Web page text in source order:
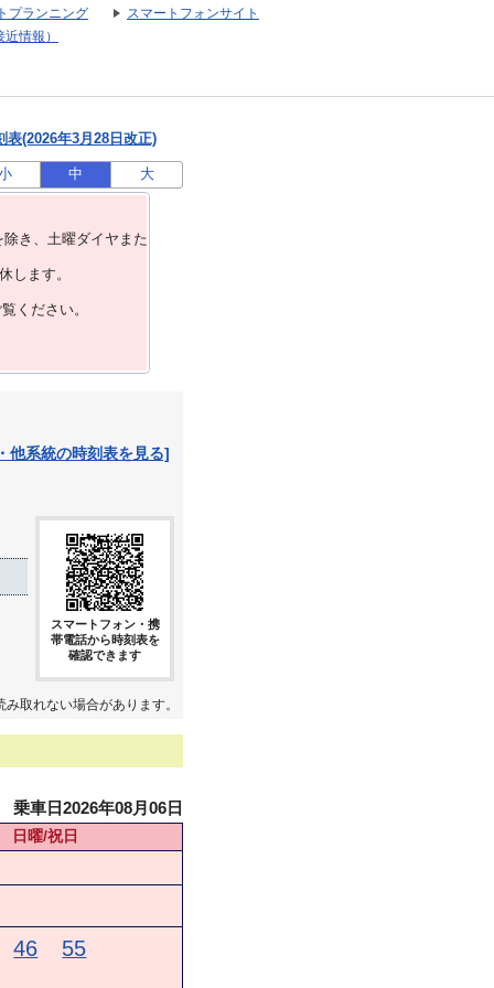
プランニング
スマートフォンサイト
情報）
表(2026年3月28日改正)
中 大
き、⼟曜ダイヤまた
します。
ください。
他系統の時刻表を見る]
スマートフォン・携
帯電話から時刻表を
確認できます
取れない場合があります。
乗車日2026年08月06日
日曜/祝日
46 55